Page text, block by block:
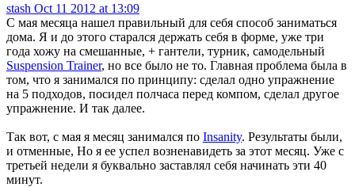
stash Oct 11 2012 at 13:09
С мая месяца нашел правильный для себя способ заниматься
дома. Я и до этого старался держать себя в форме, уже три
года хожу на смешанные, + гантели, турник, самодельный
Suspension Trainer, но все было не то. Главная проблема была в
том, что я занимался по принципу: сделал одно упражнение
на 5 подходов, посидел полчаса перед компом, сделал другое
упражнение. И так далее.
Так вот, с мая я месяц занимался по Insanity. Результаты были,
и отменные, Но я ее успел возненавидеть за этот месяц. Уже с
третьей недели я буквально заставлял себя начинать эти 40
минут.